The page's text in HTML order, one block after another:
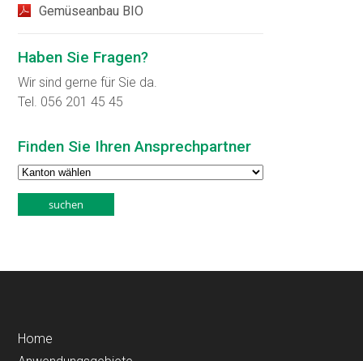
Gemüseanbau BIO
Haben Sie Fragen?
Wir sind gerne für Sie da.
Tel. 056 201 45 45
Finden Sie Ihren Ansprechpartner
Home